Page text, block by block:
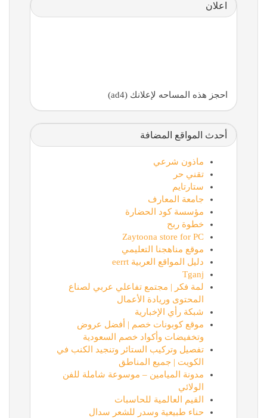
اعلان
احجز هذه المساحه لإعلانك (ad4)
أحدث المواقع المضافة
ماذون شرعي
تقني حر
ستارتايم
جامعة المعارف
مؤسسة كود الحضارة
خطوة ربح
Zaytoona store for PC
موقع مناهجنا التعليمي
دليل المواقع العربية eerrt
Tganj
لمة فكر | مجتمع تفاعلي عربي لصناع
المحتوى وريادة الأعمال
شبكة رأي الإخبارية
موقع كوبونات خصم | أفضل عروض
وتخفيضات وأكواد خصم السعودية
تفصيل وتركيب الستائر وتنجيد الكنب في
الكويت | جميع المناطق
مدونة الميامين – موسوعة شاملة للفن
الولائي
القيم العالمية للحاسبات
حناء طبيعية وسدر للشعر سدال